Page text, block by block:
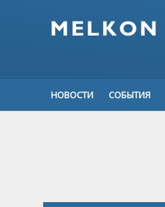
НОВОСТИ СОБЫТИЯ